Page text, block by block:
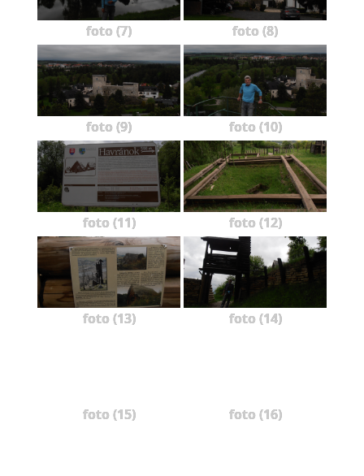
foto (7) foto (8)
foto (9) foto (10)
foto (11) foto (12)
foto (13) foto (14)
foto (15) foto (16)